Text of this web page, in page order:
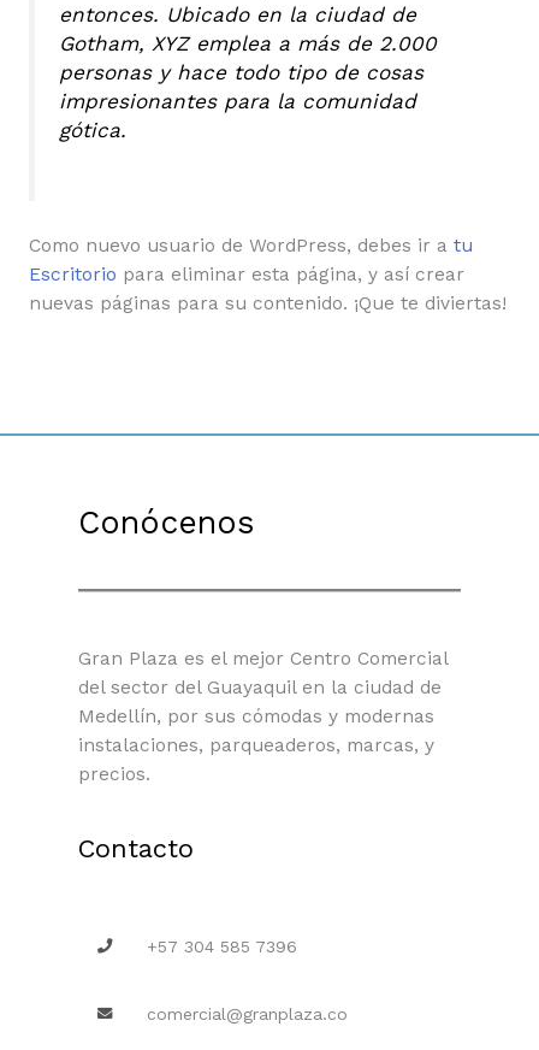
entonces. Ubicado en la ciudad de
Gotham, XYZ emplea a más de 2.000
personas y hace todo tipo de cosas
impresionantes para la comunidad
gótica.
Como nuevo usuario de WordPress, debes ir a tu
Escritorio para eliminar esta página, y así crear
nuevas páginas para su contenido. ¡Que te diviertas!
Conócenos
Gran Plaza es el mejor Centro Comercial
del sector del Guayaquil en la ciudad de
Medellín, por sus cómodas y modernas
instalaciones, parqueaderos, marcas, y
precios.
Contacto
+57 304 585 7396
comercial@granplaza.co